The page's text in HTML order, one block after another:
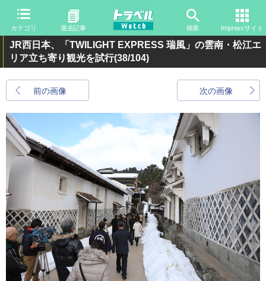
カテゴリ 過去記事 検索 Impressサイト
JR西日本、「TWILIGHT EXPRESS 瑞風」の雲南・松江エ
リア立ち寄り観光を試行(38/104)
前の画像 次の画像